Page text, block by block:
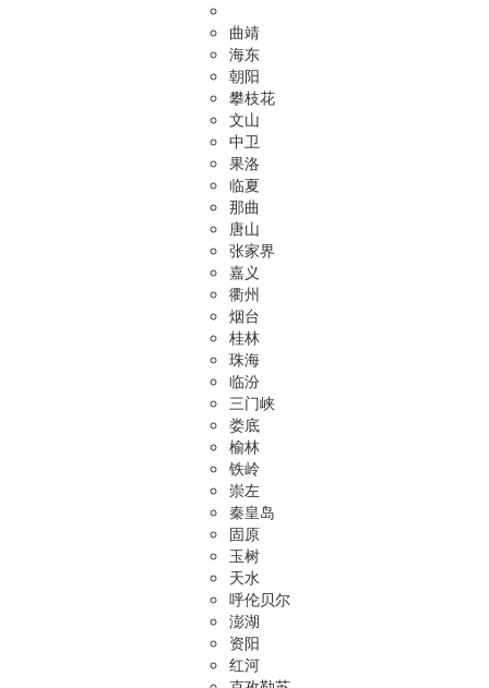
曲靖
海东
朝阳
攀枝花
文山
中卫
果洛
临夏
那曲
唐山
张家界
嘉义
衢州
烟台
桂林
珠海
临汾
三门峡
娄底
榆林
铁岭
崇左
秦皇岛
固原
玉树
天水
呼伦贝尔
澎湖
资阳
红河